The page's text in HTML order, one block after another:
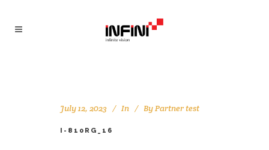
July 12, 2023 In ByPartner test
I-810RG_16